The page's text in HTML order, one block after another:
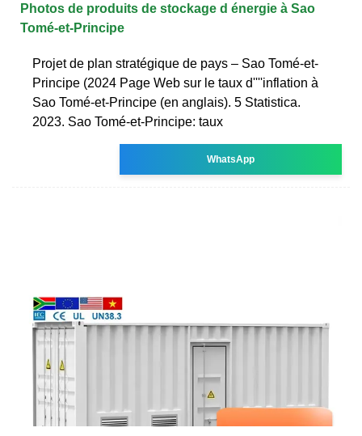
Photos de produits de stockage d énergie à Sao
Tomé-et-Principe
Projet de plan stratégique de pays – Sao Tomé-et-
Principe (2024 Page Web sur le taux d''''inflation à
Sao Tomé-et-Principe (en anglais). 5 Statistica.
2023. Sao Tomé-et-Principe: taux
WhatsApp